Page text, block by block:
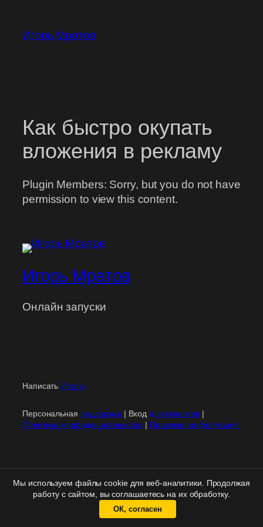
Мы используем файлы cookie для веб-аналитики. Продолжая
работу с сайтом, вы соглашаетесь на их обработку.
ОК, согласен
содержимому
Игорь Мратов
Как быстро окупать
вложения в рекламу
Plugin Members: Sorry, but you do not have
permission to view this content.
Игорь Мратов
Онлайн запуски
Написать Игорю
Персональная поддержка | Вход для клиентов|
Политика конфиденциальности | Правовая информация